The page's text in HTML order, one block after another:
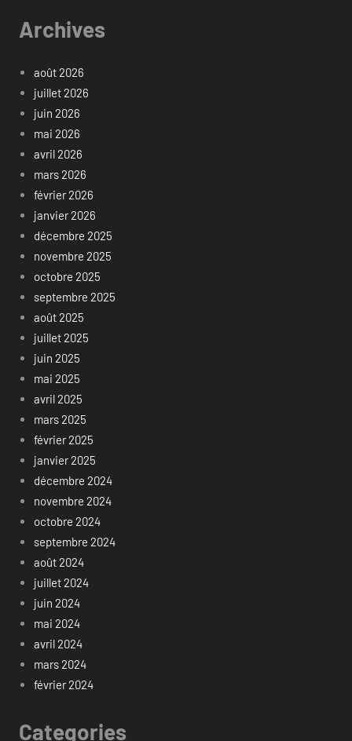
Archives
août 2026
juillet 2026
juin 2026
mai 2026
avril 2026
mars 2026
février 2026
janvier 2026
décembre 2025
novembre 2025
octobre 2025
septembre 2025
août 2025
juillet 2025
juin 2025
mai 2025
avril 2025
mars 2025
février 2025
janvier 2025
décembre 2024
novembre 2024
octobre 2024
septembre 2024
août 2024
juillet 2024
juin 2024
mai 2024
avril 2024
mars 2024
février 2024
Categories